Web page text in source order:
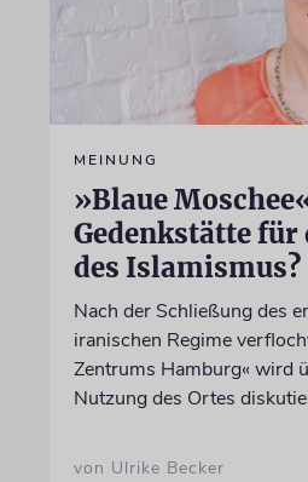
MEINUNG
»Blaue
Gedenkstätte für
des Islamismus?
Nach der Schließung des
iranischen Regime
Zentrums Hamburg« wird
Nutzung des Ortes
von Ulrike Becker